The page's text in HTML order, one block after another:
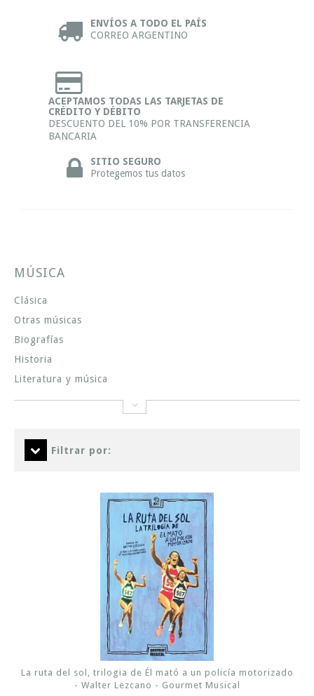
ENVÍOS A TODO EL PAÍS
CORREO ARGENTINO
ACEPTAMOS TODAS LAS TARJETAS DE
CRÉDITO Y DÉBITO
DESCUENTO DEL 10% POR TRANSFERENCIA
BANCARIA
SITIO SEGURO
Protegemos tus datos
MÚSICA
Clásica
Otras músicas
Biografías
Historia
Literatura y música
Filtrar por:
La ruta del sol, trilogia de Él mató a un policía motorizado
- Walter Lezcano - Gourmet Musical